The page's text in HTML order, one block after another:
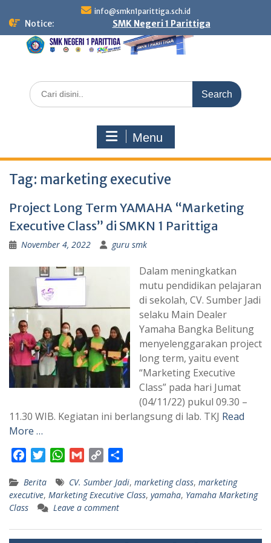
info@smkn1parittiga.sch.id
Notice: SMK Negeri 1 Parittiga
Search
for:
Menu
Tag: marketing executive
Project Long Term YAMAHA “Marketing
Executive Class” di SMKN 1 Parittiga
November 4, 2022 guru smk
Dalam meningkatkan
mutu pendidikan pelajaran
di sekolah, CV. Sumber Jadi
selaku Main Dealer
Yamaha Bangka Belitung
menyelenggarakan project
long term, yaitu event
“Marketing Executive
Class” pada hari Jumat
(04/11/22) pukul 09.30 –
11.30 WIB. Kegiatan ini berlangsung di lab. TKJ Read
More …
c
e
b
o
i
t
t
e
W
a
t
s
A
a
i
l
p
y
L
i
a
r
Berita CV. Sumber Jadi, marketing class, marketing
executive, Marketing Executive Class, yamaha, Yamaha Marketing
Class
Leave a comment